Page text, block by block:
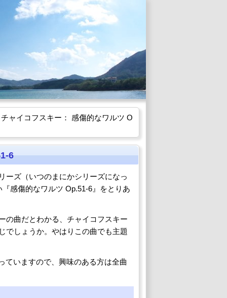
ャイコフスキー： 感傷的なワルツ O
6
ーズ（いつのまにかシリーズになっ
感傷的なワルツ Op.51-6』をとりあ
の曲だとわかる、チャイコフスキー
でしょうか。やはりこの曲でも主題
ていますので、興味のある方は全曲